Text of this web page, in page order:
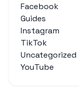
Facebook
Guides
Instagram
TikTok
Uncategorized
YouTube